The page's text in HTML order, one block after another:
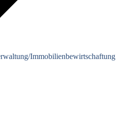
Immobilienbewirtschaftung